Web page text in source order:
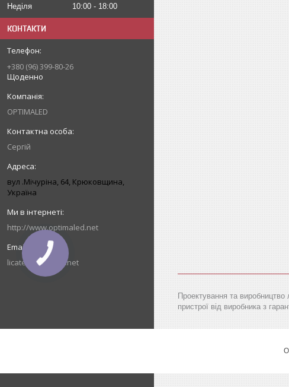
Неділя
10:00 18:00
КОНТАКТИ
+380 (96) 399-80-26
Щоденно
OPTIMALED
Сергій
вул .Мічуріна, 64, Крюковщина,
Україна
http://www.optimaled.net
licatec2008@ukr.net
Проектування та виробництво
пристрої від виробника з